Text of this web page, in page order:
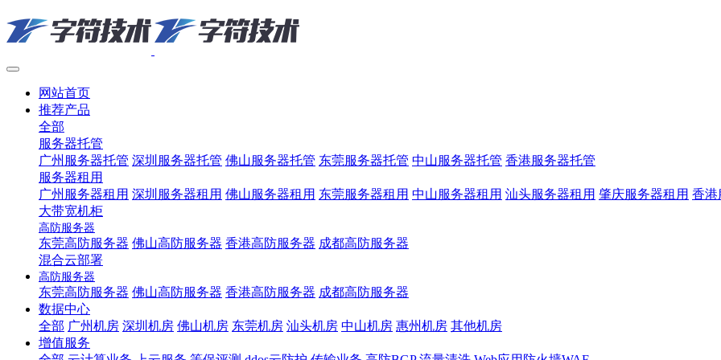
网站首页
推荐产品
全部
服务器托管
广州服务器托管 深圳服务器托管 佛山服务器托管 东莞服务器托管 中山服务器托管 香港服务器托管
服务器租用
广州服务器租用 深圳服务器租用 佛山服务器租用 东莞服务器租用 中山服务器租用 汕头服务器租用 肇庆服务器租用 香港
大带宽机柜
高防服务器
东莞高防服务器 佛山高防服务器 香港高防服务器 成都高防服务器
混合云部署
高防服务器
东莞高防服务器 佛山高防服务器 香港高防服务器 成都高防服务器
数据中心
全部 广州机房 深圳机房 佛山机房 东莞机房 汕头机房 中山机房 惠州机房 其他机房
增值服务